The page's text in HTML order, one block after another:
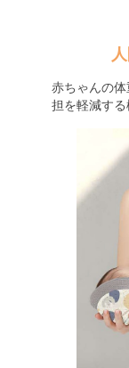
赤ちゃんの
担を軽減する